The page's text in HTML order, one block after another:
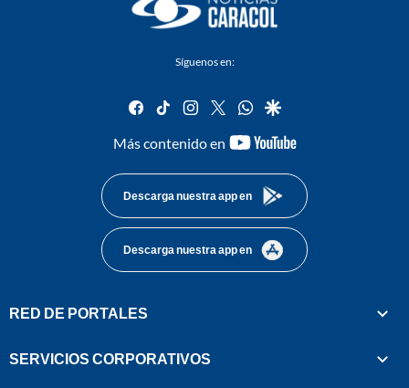
Síguenos en:
facebook
tiktok instagram
twitterwhatsapp
google
Más contenido en
youtube-
Descarga nuestra app en
Descarga nuestra app en
RED DE PORTALES
SERVICIOS CORPORATIVOS